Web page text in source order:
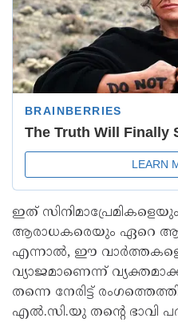
ഇത്
ആരാധകരെയും ഏറെ
എന്നാൽ, ഈ
വ്യാജമാണെന്ന്
തന്നെ നേരിട്ട്
എൽ.സി.യു തന്റെ ഭാവി